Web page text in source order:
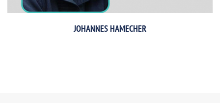
JOHANNES HAMECHER